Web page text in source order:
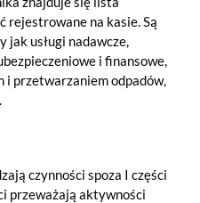
rejestrowane na kasie. Są
usługi nadawcze,
i finansowe,
i przetwarzaniem odpadów,
czynności spoza I części
przeważają aktywności